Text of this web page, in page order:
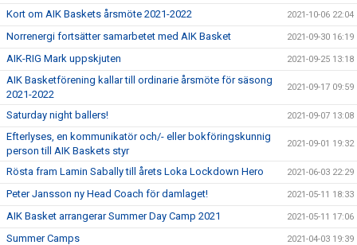
Kort om AIK Baskets årsmöte 2021-2022 2021-10-06 22:04
Norrenergi fortsätter samarbetet med AIK Basket 2021-09-30 16:19
AIK-RIG Mark uppskjuten 2021-09-25 13:18
AIK Basketförening kallar till ordinarie årsmöte för säsong
2021-2022
2021-09-17 09:59
Saturday night ballers! 2021-09-07 13:08
Efterlyses, en kommunikatör och/- eller bokföringskunnig
person till AIK Baskets styr
2021-09-01 19:32
Rösta fram Lamin Sabally till årets Loka Lockdown Hero 2021-06-03 22:29
Peter Jansson ny Head Coach för damlaget! 2021-05-11 18:33
AIK Basket arrangerar Summer Day Camp 2021 2021-05-11 17:06
Summer Camps 2021-04-03 19:39